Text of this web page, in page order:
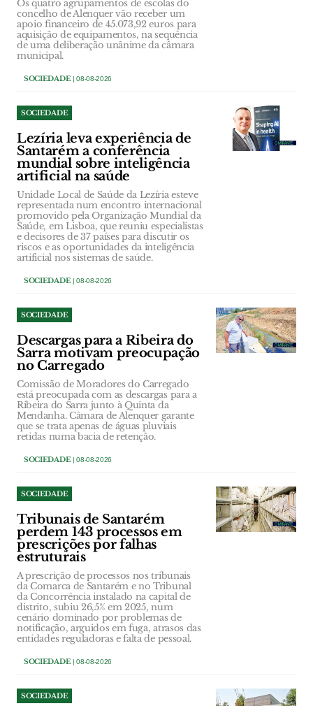
Os quatro agrupamentos de escolas do
concelho de Alenquer vão receber um
apoio financeiro de 45.073,92 euros para
aquisição de equipamentos, na sequência
de uma deliberação unânime da câmara
municipal.
SOCIEDADE| 08-08-2026
SOCIEDADE
Lezíria leva experiência de
Santarém a conferência
mundial sobre inteligência
artificial na saúde
Unidade Local de Saúde da Lezíria esteve
representada num encontro internacional
promovido pela Organização Mundial da
Saúde, em Lisboa, que reuniu especialistas
e decisores de 37 países para discutir os
riscos e as oportunidades da inteligência
artificial nos sistemas de saúde.
SOCIEDADE| 08-08-2026
SOCIEDADE
Descargas para a Ribeira do
Sarra motivam preocupação
no Carregado
Comissão de Moradores do Carregado
está preocupada com as descargas para a
Ribeira do Sarra junto à Quinta da
Mendanha. Câmara de Alenquer garante
que se trata apenas de águas pluviais
retidas numa bacia de retenção.
SOCIEDADE| 08-08-2026
SOCIEDADE
Tribunais de Santarém
perdem 143 processos em
prescrições por falhas
estruturais
A prescrição de processos nos tribunais
da Comarca de Santarém e no Tribunal
da Concorrência instalado na capital de
distrito, subiu 26,5% em 2025, num
cenário dominado por problemas de
notificação, arguidos em fuga, atrasos das
entidades reguladoras e falta de pessoal.
SOCIEDADE| 08-08-2026
SOCIEDADE